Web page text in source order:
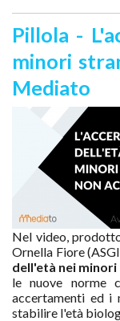
Pillola -
minori
Mediato
Nel video,
Ornella Fiore
dell'età nei
le nuove norme
accertamenti ed i
stabilire l'età